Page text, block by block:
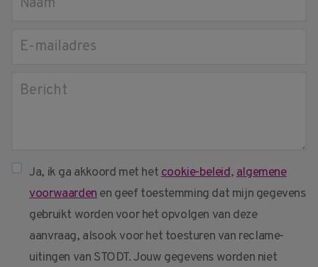
Ja, ik ga akkoord met hetcookie-beleid,algemene
voorwaardenen geef toestemming dat mijn gegevens
gebruikt worden voor het opvolgen van deze
aanvraag, alsook voor het toesturen van reclame-
uitingen van STODT. Jouw gegevens worden niet